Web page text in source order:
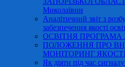
Миколаївни
Аналітичний звіт з
забезпечення якості
ОСВІТНЯ ПРОГРАМА
ПОЛОЖЕННЯ ПРО
МОНІТОРИНГ
Як діяти під час